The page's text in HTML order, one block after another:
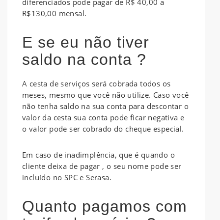
R$130,00 mensal.
E se eu não tiver
saldo na conta ?
A cesta de serviços será cobrada todos os
meses, mesmo que você não utilize. Caso você
não tenha saldo na sua conta para descontar o
valor da cesta sua conta pode ficar negativa e
o valor pode ser cobrado do cheque especial.
Em caso de inadimplência, que é quando o
cliente deixa de pagar , o seu nome pode ser
incluído no SPC e Serasa.
Quanto pagamos com